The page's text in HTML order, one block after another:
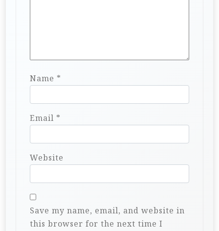
Name *
Email *
Website
Save my name, email, and website in
this browser for the next time I